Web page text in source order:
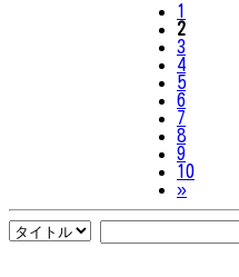
1
2
3
4
5
6
7
8
9
10
»Next